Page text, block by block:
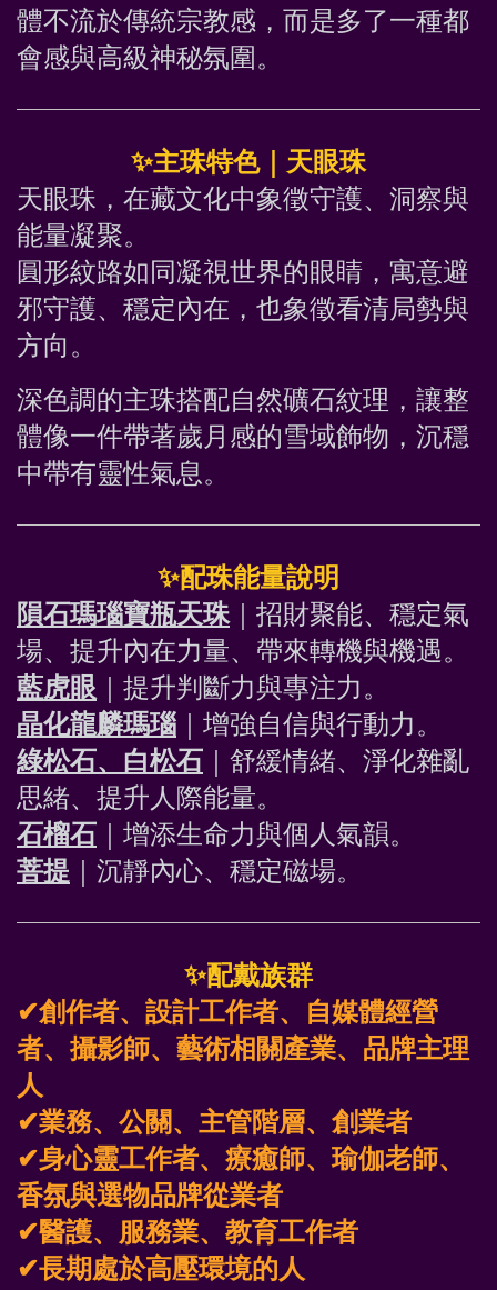
體不流於傳統宗教感，而是多了一種都
會感與高級神秘氛圍。
✨主珠特色｜天眼珠
天眼珠，在藏文化中象徵守護、洞察與
能量凝聚。
圓形紋路如同凝視世界的眼睛，寓意避
邪守護、穩定內在，也象徵看清局勢與
方向。
深色調的主珠搭配自然礦石紋理，讓整
體像一件帶著歲月感的雪域飾物，沉穩
中帶有靈性氣息。
✨配珠能量說明
隕石瑪瑙寶瓶天珠｜招財聚能、穩定氣
場、提升內在力量、帶來轉機與機遇。
藍虎眼 ｜提升判斷力與專注力。
晶化龍麟瑪瑙 ｜增強自信與行動力。
綠松石、白松石 ｜舒緩情緒、淨化雜亂
思緒、提升人際能量。
石榴石 ｜增添生命力與個人氣韻。
菩提 ｜沉靜內心、穩定磁場。
✨配戴族群
✔創作者、設計工作者、自媒體經營
者、攝影師、藝術相關產業、品牌主理
人
✔業務、公關、主管階層、創業者
✔身心靈工作者、療癒師、瑜伽老師、
香氛與選物品牌從業者
✔醫護、服務業、教育工作者
✔長期處於高壓環境的人